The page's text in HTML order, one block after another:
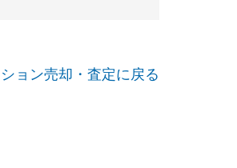
ョン売却・査定に戻る